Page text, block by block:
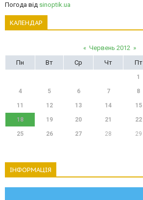
Погода від sinoptik.ua
КАЛЕНДАР
« Червень 2012 »
Пн
Вт Ср Чт Пт
1
4 5 6 7 8
11 12 13 14 15
18 19 20 21 22
25 26 27 28 29
ІНФОРМАЦІЯ